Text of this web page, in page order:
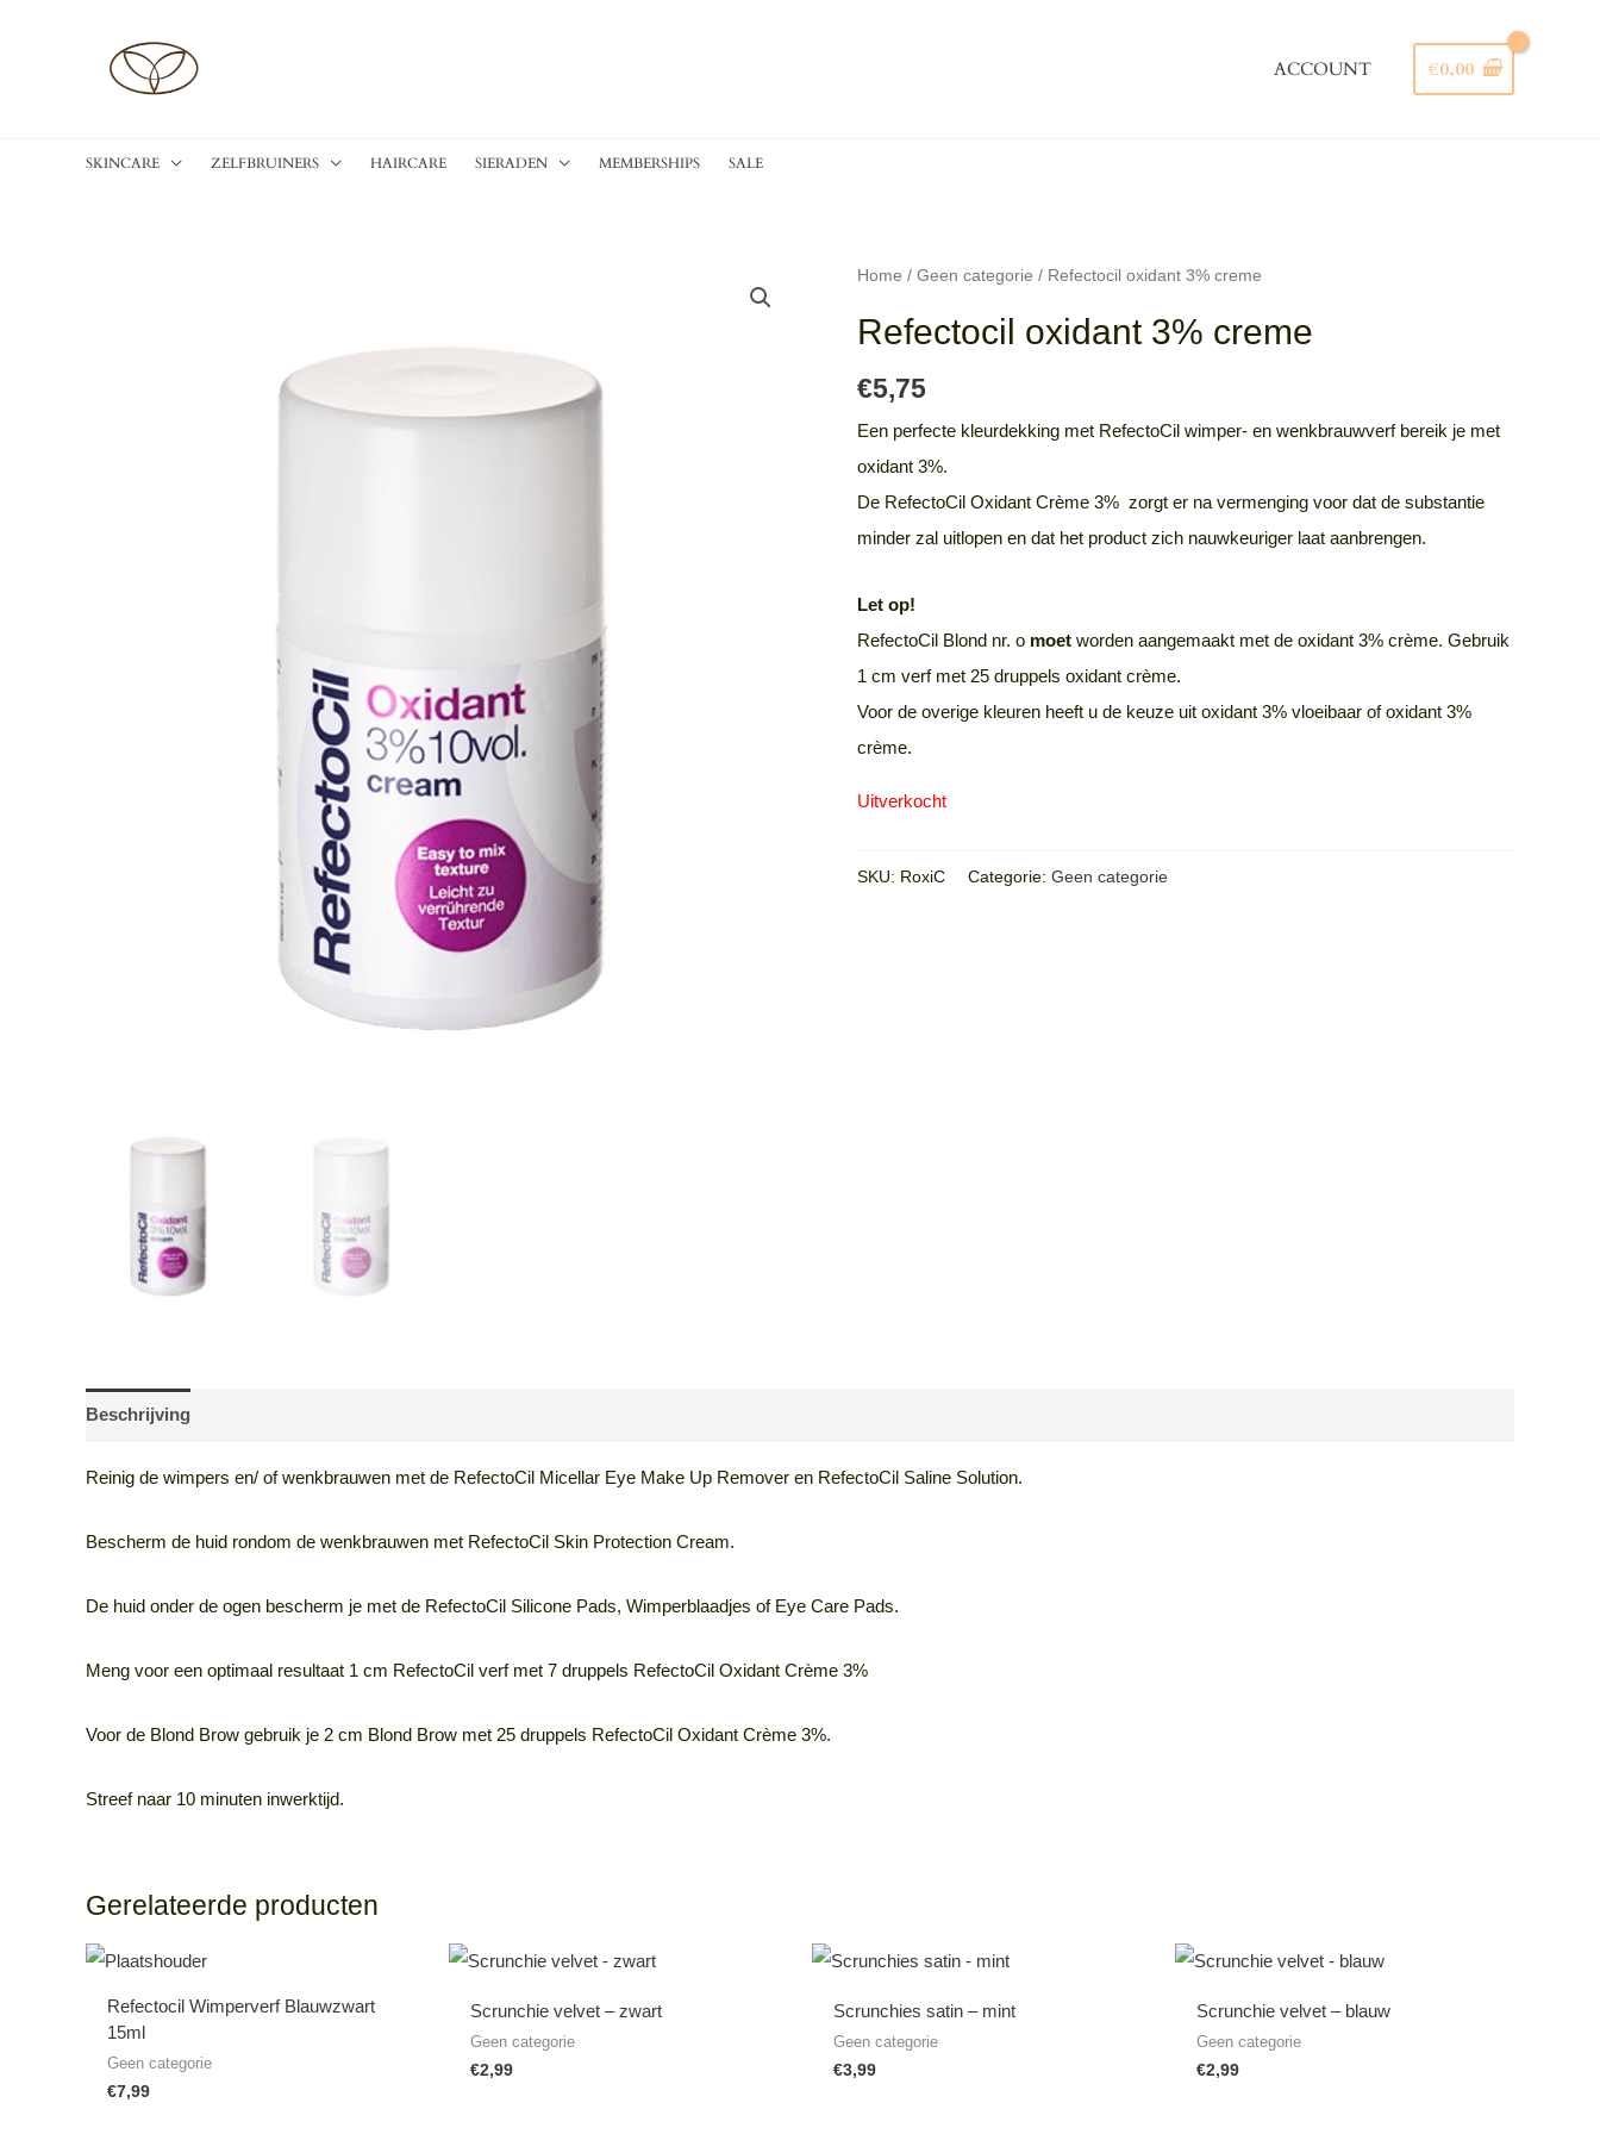
ACCOUNT €0,00
SKINCARE ZELFBRUINERS HAIRCARE SIERADEN MEMBERSHIPS SALE
Home / Geen categorie / Refectocil oxidant 3% creme
Refectocil oxidant 3% creme
€5,75
Een perfecte kleurdekking met RefectoCil wimper- en wenkbrauwverf bereik je met
oxidant 3%.
De RefectoCil Oxidant Crème 3% zorgt er na vermenging voor dat de substantie
minder zal uitlopen en dat het product zich nauwkeuriger laat aanbrengen.
Let op!
RefectoCil Blond nr. o moet worden aangemaakt met de oxidant 3% crème. Gebruik
1 cm verf met 25 druppels oxidant crème.
Voor de overige kleuren heeft u de keuze uit oxidant 3% vloeibaar of oxidant 3%
crème.
Uitverkocht
SKU: RoxiC Categorie: Geen categorie
Beschrijving
Reinig de wimpers en/ of wenkbrauwen met de RefectoCil Micellar Eye Make Up Remover en RefectoCil Saline Solution.
Bescherm de huid rondom de wenkbrauwen met RefectoCil Skin Protection Cream.
De huid onder de ogen bescherm je met de RefectoCil Silicone Pads, Wimperblaadjes of Eye Care Pads.
Meng voor een optimaal resultaat 1 cm RefectoCil verf met 7 druppels RefectoCil Oxidant Crème 3%
Voor de Blond Brow gebruik je 2 cm Blond Brow met 25 druppels RefectoCil Oxidant Crème 3%.
Streef naar 10 minuten inwerktijd.
Gerelateerde producten
Refectocil Wimperverf Blauwzwart
15ml
Geen categorie
€7,99
Scrunchie velvet – zwart
Geen categorie
€2,99
Scrunchies satin – mint
Geen categorie
€3,99
Scrunchie velvet – blauw
Geen categorie
€2,99